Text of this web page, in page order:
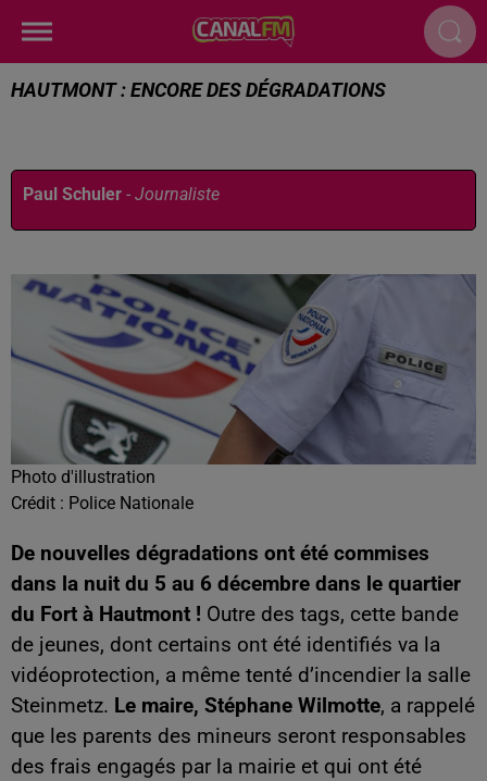
HAUTMONT : ENCORE DES DÉGRADATIONS
Paul Schuler - Journaliste
Photo d'illustration
Crédit : Police Nationale
De nouvelles dégradations ont été commises
dans la nuit du 5 au 6 décembre dans le quartier
du Fort à Hautmont ! Outre des tags, cette bande
de jeunes, dont certains ont été identifiés va la
vidéoprotection, a même tenté d’incendier la salle
Steinmetz. Le maire, Stéphane Wilmotte, a rappelé
que les parents des mineurs seront responsables
des frais engagés par la mairie et qui ont été